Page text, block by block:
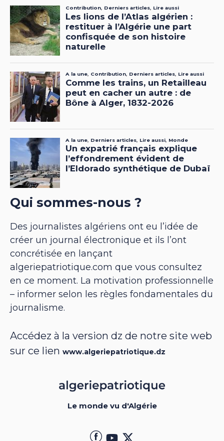
Qui sommes-nous ?
Des journalistes algériens ont eu l’idée de
créer un journal électronique et ils l’ont
concrétisée en lançant
algeriepatriotique.com que vous consultez
en ce moment. La motivation professionnelle
– informer selon les règles fondamentales du
journalisme.
Accédez à la version dz de notre site web
sur ce lien www.algeriepatriotique.dz
Le monde vu d'Algérie